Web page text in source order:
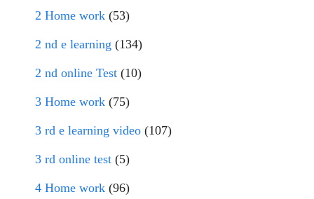
2 Home work (53)
2 nd e learning (134)
2 nd online Test (10)
3 Home work (75)
3 rd e learning video (107)
3 rd online test (5)
4 Home work (96)